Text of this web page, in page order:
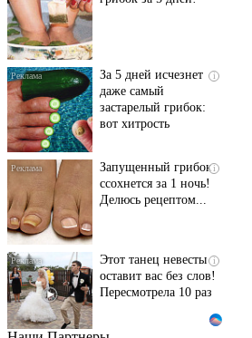
даже самый
застарелый грибок:
вот хитрость
ссохнется за 1 ночь!
Делюсь рецептом...
оставит вас без слов!
Пересмотрела 10 раз